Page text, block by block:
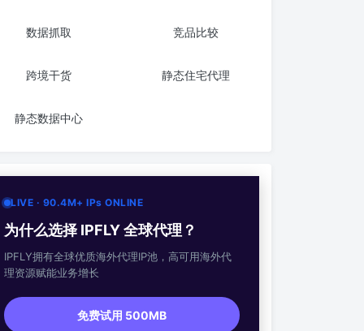
数据抓取 竞品比较
跨境干货 静态住宅代理
静态数据中心
LIVE · 90.4M+ IPs ONLINE
为什么选择 IPFLY 全球代理？
IPFLY拥有全球优质海外代理IP池，高可用海外代
理资源赋能业务增长
免费试用 500MB